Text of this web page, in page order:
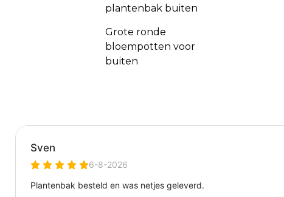
plantenbak buiten
Grote ronde
bloempotten voor
buiten